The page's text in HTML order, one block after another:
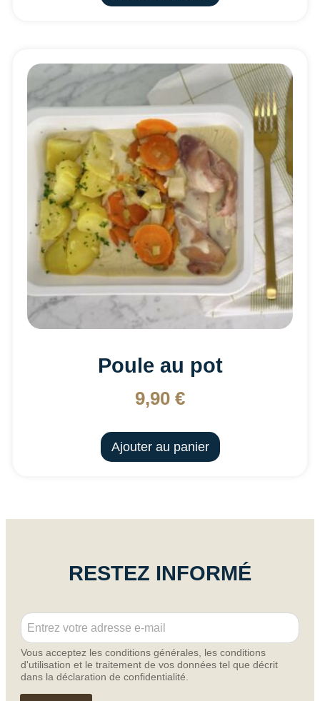
Poule au pot
9,90 €
Ajouter au panier
RESTEZ INFORMÉ
m
a
i
l
E
E
m
l
Vous acceptez les conditions générales, les conditions
d'utilisation et le traitement de vos données tel que décrit
dans la déclaration de confidentialité.